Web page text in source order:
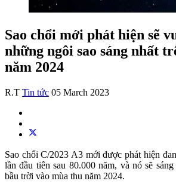
Sao chổi mới phát hiện sẽ
những ngôi sao sáng nhất
năm 2024
R.T Tin tức 05 March 2023
Sao chổi C/2023 A3 mới được phát hiện
lần đầu tiên sau 80.000 năm, và nó sẽ
bầu trời vào mùa thu năm 2024.